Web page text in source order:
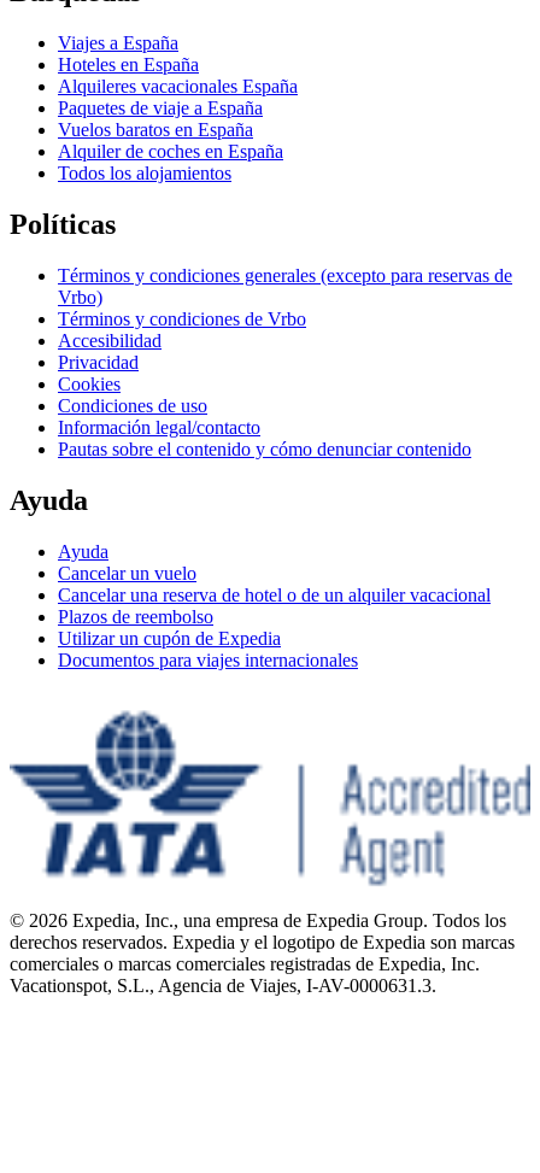
Viajes a España
Hoteles en España
Alquileres vacacionales España
Paquetes de viaje a España
Vuelos baratos en España
Alquiler de coches en España
Todos los alojamientos
Políticas
Términos y condiciones generales (excepto para reservas de
Vrbo)
Términos y condiciones de Vrbo
Accesibilidad
Privacidad
Cookies
Condiciones de uso
Información legal/contacto
Pautas sobre el contenido y cómo denunciar contenido
Ayuda
Ayuda
Cancelar un vuelo
Cancelar una reserva de hotel o de un alquiler vacacional
Plazos de reembolso
Utilizar un cupón de Expedia
Documentos para viajes internacionales
© 2026 Expedia, Inc., una empresa de Expedia Group. Todos los
derechos reservados. Expedia y el logotipo de Expedia son marcas
comerciales o marcas comerciales registradas de Expedia, Inc.
Vacationspot, S.L., Agencia de Viajes, I-AV-0000631.3.